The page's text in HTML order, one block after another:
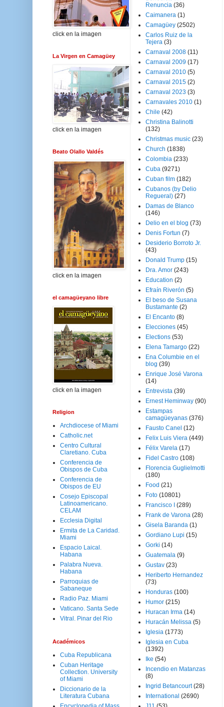
click en la imagen
La Virgen en Camagüey
click en la imagen
Beato Olallo Valdés
click en la imagen
el camagüeyano libre
click en la imagen
Religion
Archdiocese of Miami
Catholic.net
Centro Cultural
Claretiano. Cuba
Conferencia de
Obispos de Cuba
Conferencia de
Obispos de EU
Cosejo Episcopal
Latinoamericano.
CELAM
Ecclesia Digital
Ermita de La Caridad.
Miami
Espacio Laical.
Habana
Palabra Nueva.
Habana
Parroquias de
Sabaneque
Radio Paz. Miami
Vaticano. Santa Sede
Vitral. Pinar del Rio
Académicos
Cuba Republicana
Cuban Heritage
Collection. University
of Miami
Diccionario de la
Literatura Cubana
Renuncia (36)
Caimanera (1)
Camagüey (2502)
Carlos Ruiz de la
Tejera (3)
Carnaval 2008 (11)
Carnaval 2009 (17)
Carnaval 2010 (5)
Carnaval 2015 (2)
Carnaval 2023 (3)
Carnavales 2010 (1)
Chile (42)
Christina Balinotti
(132)
Christmas music (23)
Church (1838)
Colombia (233)
Cuba (9271)
Cuban film (182)
Cubanos (by Delio
Regueral) (27)
Damas de Blanco
(146)
Delio en el blog (73)
Denis Fortun (7)
Desiderio Borroto Jr.
(43)
Donald Trump (15)
Dra. Amor (243)
Education (2)
Efraín Riverón (5)
El beso de Susana
Bustamante (2)
El Encanto (8)
Elecciones (45)
Elections (53)
Elena Tamargo (22)
Ena Columbie en el
blog (39)
Enrique José Varona
(14)
Entrevista (39)
Ernest Heminway (90)
Estampas
camagüeyanas (376)
Fausto Canel (12)
Felix Luis Viera (449)
Félix Varela (17)
Fidel Castro (108)
Florencia Guglielmotti
(180)
Food (21)
Foto (10801)
Francisco I
(289)
Frank de Varona (28)
Gisela Baranda (1)
Gordiano Lupi (15)
Gorki (14)
Guatemala (9)
Gustav (23)
Heriberto Hernandez
(73)
Honduras (100)
Humor (215)
Huracan Irma (14)
Huracán Melissa (5)
Iglesia (1773)
Iglesia en Cuba
(1392)
Ike (54)
Incendio en Matanzas
(8)
Ingrid Betancourt (28)
International (2690)